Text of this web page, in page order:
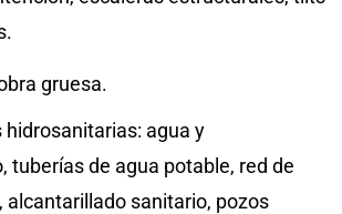
gruesa.
agua y
tuberías de agua potable, red de
alcantarillado sanitario, pozos